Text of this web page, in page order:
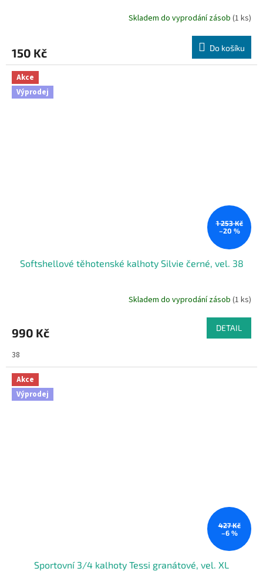
Skladem do vyprodání zásob (1 ks)
150 Kč Do košíku
Akce
Výprodej
1 253 Kč
–20 %
Softshellové těhotenské kalhoty Silvie černé, vel. 38
Skladem do vyprodání zásob (1 ks)
990 Kč DETAIL
38
Akce
Výprodej
427 Kč
–6 %
Sportovní 3/4 kalhoty Tessi granátové, vel. XL